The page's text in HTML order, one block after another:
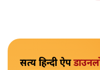
सत्य हिन्दी ऐप